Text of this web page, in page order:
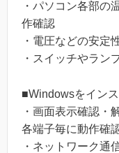
・パソコン各部の
作確認
・電圧などの安定
・スイッチやラン
■Windowsをイン
・画面表示確認・
各端子毎に動作確
・ネットワーク通